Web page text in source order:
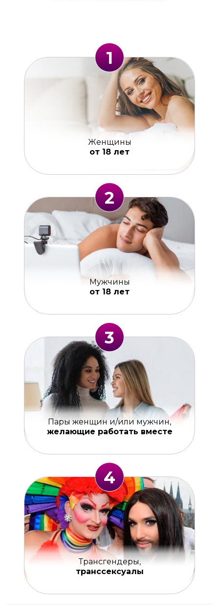
1
Женщины
от 18 лет
2
Мужчины
от 18 лет
3
Пары женщин и/или мужчин,
желающие работать вместе
4
Трансгендеры,
транссексуалы